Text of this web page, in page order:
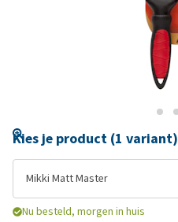
Kies je product (1 variant)
Mikki Matt Master
Nu besteld, morgen in huis